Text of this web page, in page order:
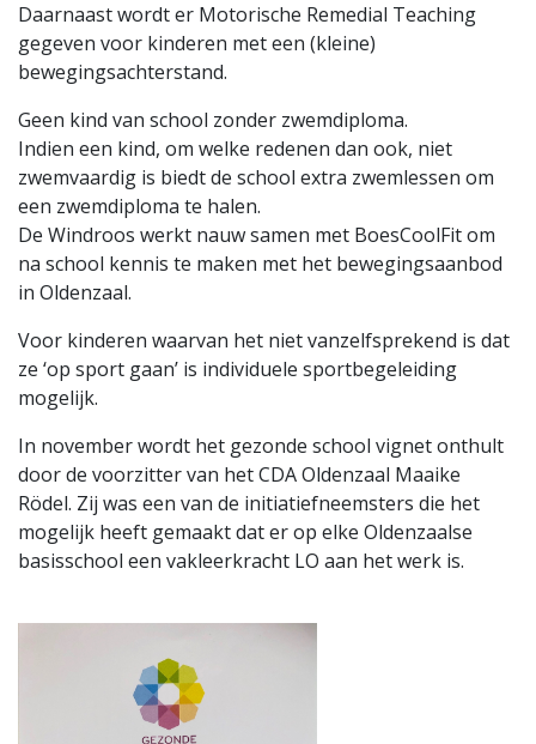
Daarnaast wordt er Motorische Remedial Teaching
gegeven voor kinderen met een (kleine)
bewegingsachterstand.
Geen kind van school zonder zwemdiploma.
Indien een kind, om welke redenen dan ook, niet
zwemvaardig is biedt de school extra zwemlessen om
een zwemdiploma te halen.
De Windroos werkt nauw samen met BoesCoolFit om
na school kennis te maken met het bewegingsaanbod
in Oldenzaal.
Voor kinderen waarvan het niet vanzelfsprekend is dat
ze ‘op sport gaan’ is individuele sportbegeleiding
mogelijk.
In november wordt het gezonde school vignet onthult
door de voorzitter van het CDA Oldenzaal Maaike
Rödel. Zij was een van de initiatiefneemsters die het
mogelijk heeft gemaakt dat er op elke Oldenzaalse
basisschool een vakleerkracht LO aan het werk is.